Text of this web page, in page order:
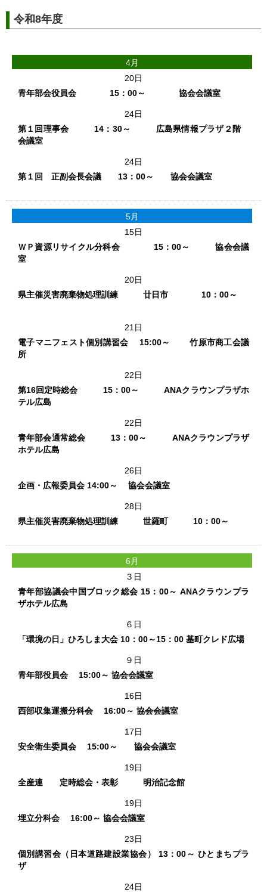
令和8年度
4月
20日
青年部会役員会 15：00～ 協会会議室
24日
第１回理事会 14：30～ 広島県情報プラザ２階
会議室
24日
第１回 正副会長会議 13：00～ 協会会議室
5月
15日
ＷＰ資源リサイクル分科会 15：00～ 協会会議
室
20日
県主催災害廃棄物処理訓練 廿日市 10：00～
21日
電子マニフェスト個別講習会 15:00～ 竹原市商工会議
所
22日
第16回定時総会 15：00～ ANAクラウンプラザホ
テル広島
22日
青年部会通常総会 13：00～ ANAクラウンプラザ
ホテル広島
26日
企画・広報委員会 14:00～ 協会会議室
28日
県主催災害廃棄物処理訓練 世羅町 10：00～
6月
３日
青年部協議会中国ブロック総会 15：00～ ANAクラウンプラ
ザホテル広島
６日
「環境の日」ひろしま大会 10：00～15：00 基町クレド広場
９日
青年部役員会 15:00～ 協会会議室
16日
西部収集運搬分科会 16:00～ 協会会議室
17日
安全衛生委員会 15:00～ 協会会議室
19日
全産連 定時総会・表彰 明治記念館
19日
埋立分科会 16:00～ 協会会議室
23日
個別講習会（日本道路建設業協会） 13：00～ ひとまちプラ
ザ
24日